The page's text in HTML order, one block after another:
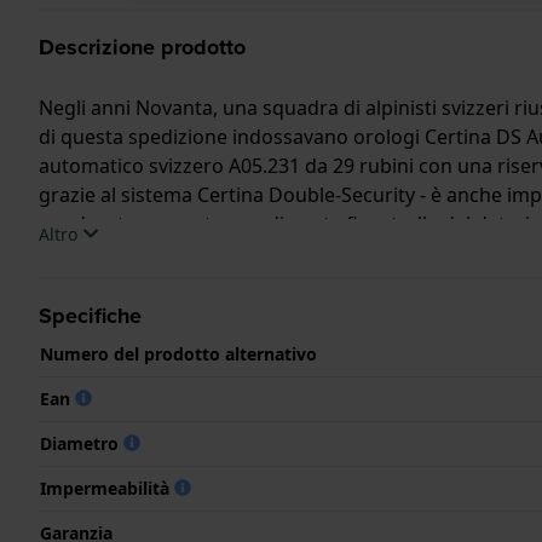
Descrizione prodotto
Negli anni Novanta, una squadra di alpinisti svizzeri
di questa spedizione indossavano orologi Certina DS
automatico svizzero A05.231 da 29 rubini con una
grazie al sistema Certina Double-Security - è anche
quadrante presenta una discreta finestrella del
Altro
Specifiche
Numero del prodotto alternativo
Ean
Diametro
Impermeabilità
Garanzia